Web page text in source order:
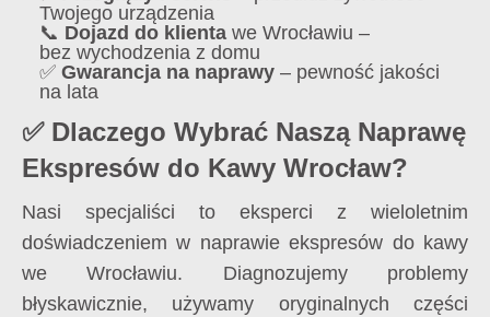
Twojego urządzenia
📞 Dojazd do klienta we Wrocławiu –
bez wychodzenia z domu
✅ Gwarancja na naprawy – pewność jakości
na lata
✅ Dlaczego Wybrać Naszą Naprawę
Ekspresów do Kawy Wrocław?
Nasi specjaliści to eksperci z wieloletnim
doświadczeniem w naprawie ekspresów do kawy
we Wrocławiu. Diagnozujemy problemy
błyskawicznie, używamy oryginalnych części